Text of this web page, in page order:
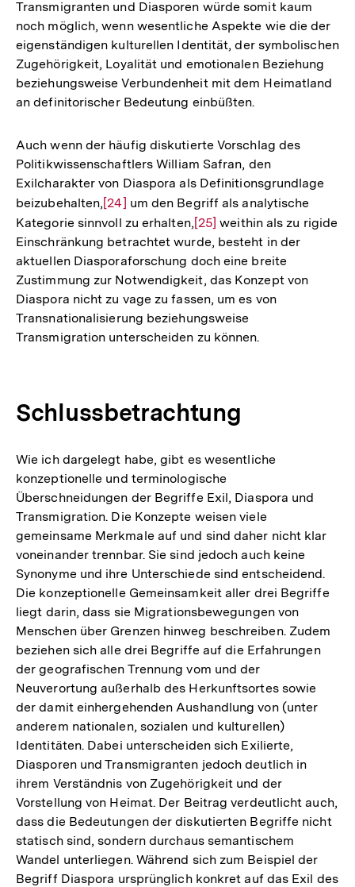
Transmigranten und Diasporen würde somit kaum
noch möglich, wenn wesentliche Aspekte wie die der
eigenständigen kulturellen Identität, der symbolischen
Zugehörigkeit, Loyalität und emotionalen Beziehung
beziehungsweise Verbundenheit mit dem Heimatland
an definitorischer Bedeutung einbüßten.
Auch wenn der häufig diskutierte Vorschlag des
Politikwissenschaftlers William Safran, den
Exilcharakter von Diaspora als Definitionsgrundlage
beizubehalten,Zur
Auflösung
der
Fußnote
[24] um den Begriff als analytische
Kategorie sinnvoll zu erhalten,Zur
Auflösung
der
Fußnote
[25] weithin als zu rigide
Einschränkung betrachtet wurde, besteht in der
aktuellen Diasporaforschung doch eine breite
Zustimmung zur Notwendigkeit, das Konzept von
Diaspora nicht zu vage zu fassen, um es von
Transnationalisierung beziehungsweise
Transmigration unterscheiden zu können.
Schlussbetrachtung
Wie ich dargelegt habe, gibt es wesentliche
konzeptionelle und terminologische
Überschneidungen der Begriffe Exil, Diaspora und
Transmigration. Die Konzepte weisen viele
gemeinsame Merkmale auf und sind daher nicht klar
voneinander trennbar. Sie sind jedoch auch keine
Synonyme und ihre Unterschiede sind entscheidend.
Die konzeptionelle Gemeinsamkeit aller drei Begriffe
liegt darin, dass sie Migrationsbewegungen von
Menschen über Grenzen hinweg beschreiben. Zudem
beziehen sich alle drei Begriffe auf die Erfahrungen
der geografischen Trennung vom und der
Neuverortung außerhalb des Herkunftsortes sowie
der damit einhergehenden Aushandlung von (unter
anderem nationalen, sozialen und kulturellen)
Identitäten. Dabei unterscheiden sich Exilierte,
Diasporen und Transmigranten jedoch deutlich in
ihrem Verständnis von Zugehörigkeit und der
Vorstellung von Heimat. Der Beitrag verdeutlicht auch,
dass die Bedeutungen der diskutierten Begriffe nicht
statisch sind, sondern durchaus semantischem
Wandel unterliegen. Während sich zum Beispiel der
Begriff Diaspora ursprünglich konkret auf das Exil des